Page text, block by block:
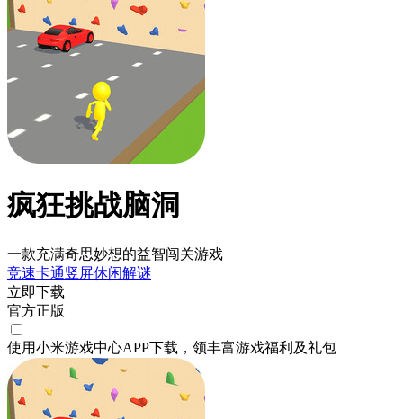
疯狂挑战脑洞
一款充满奇思妙想的益智闯关游戏
竞速卡通竖屏休闲解谜
立即下载
官方正版
使用小米游戏中心APP下载 ，领丰富游戏福利 及礼包